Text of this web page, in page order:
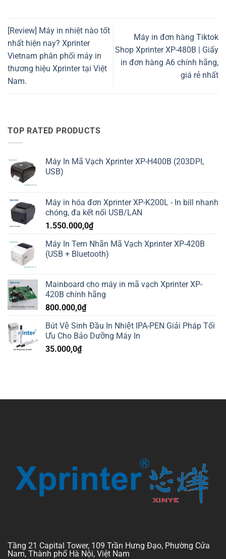
[Review] Máy in nhiệt nào tốt
nhất hiện nay? Xprinter
Vietnam phân phối máy in
thương hiệu Xprinter tại Việt
Nam.
Máy in đơn hàng Tiktok
Shop Xprinter XP-480B | Giấy
in đơn hàng A6 chính hãng,
giá rẻ nhất
TOP RATED PRODUCTS
Máy In Mã Vạch Xprinter XP-H400B (203DPI,
USB)
Máy in hóa đơn Xprinter XP-K200L - In bill nhanh
chóng, đa kết nối USB/LAN
1.550.000,0₫
Máy In Tem Nhãn Mã Vạch Xprinter XP-420B
(USB + Bluetooth)
Mainboard cho máy in mã vạch Xprinter XP-
420B chính hãng
800.000,0₫
Bút Vệ Sinh Đầu In Nhiệt IPA-PEN Giải Pháp Tối
Ưu Cho Bảo Dưỡng Máy In
35.000,0₫
Tầng 21 Capital Tower, 109 Trần Hưng Đạo, Phường Cửa
Nam, Thành phố Hà Nội, Việt Nam